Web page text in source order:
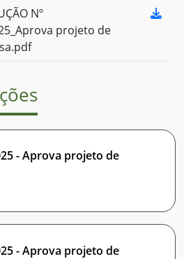
Nº
projeto de
- Aprova projeto de
- Aprova projeto de